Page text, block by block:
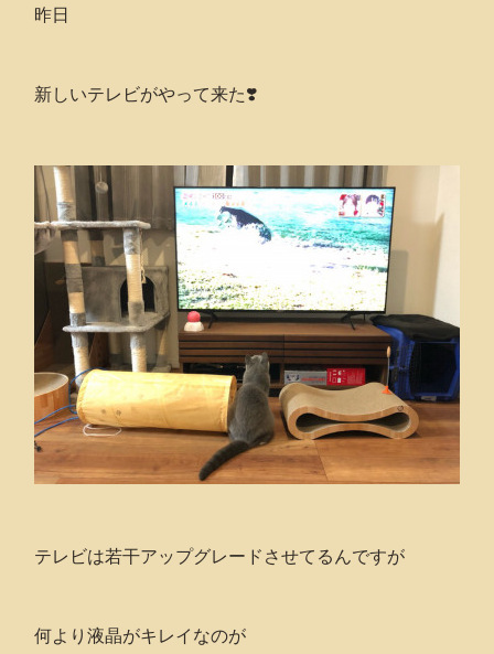
昨日
新しいテレビがやって来た❣️
テレビは若干アップグレードさせてるんですが
何より液晶がキレイなのが